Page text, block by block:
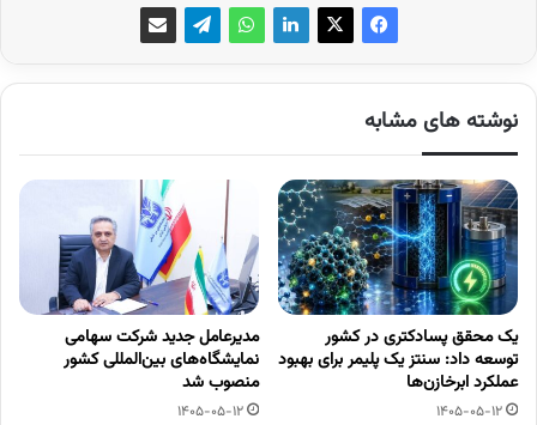
نوشته های مشابه
یک محقق پسادکتری در کشور
توسعه داد: سنتز یک پلیمر برای بهبود
عملکرد ابرخازن‌ها
1405-05-12
مدیرعامل جدید شرکت سهامی
نمایشگاه‌های بین‌المللی کشور
منصوب شد
1405-05-12